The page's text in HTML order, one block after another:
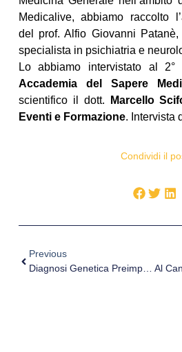
Medicalive, abbiamo raccolto
del prof. Alfio Giovanni Patanè,
specialista in psichiatria e
Lo abbiamo intervistato al
Accademia del Sapere
scientifico il dott.
Marcello
Eventi e Formazione. Intervista
Condividi il
Previous
Diagnosi Genetica Preimpianto A Carico Del Sistema Sanitario